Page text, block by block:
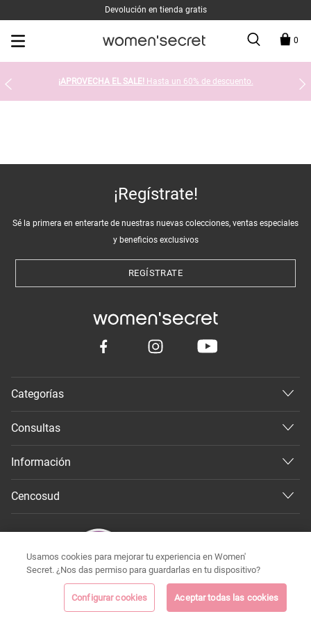
Devolución en tienda gratis
0
¡APROVECHA EL SALE! Hasta un 60% de descuento.
¡Regístrate!
Sé la primera en enterarte de nuestras nuevas colecciones, ventas especiales
y beneficios exclusivos
REGÍSTRATE
Categorías
Consultas
Información
Cencosud
Todos los derechos reservados 2026 ©
Usamos cookies para mejorar tu experiencia en Women'
Secret. ¿Nos das permiso para guardarlas en tu dispositivo?
Configurar cookies Aceptar todas las cookies